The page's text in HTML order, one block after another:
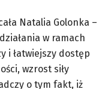
Natalia Golonka –
w ramach
i łatwiejszy dostęp
wzrost siły
o tym fakt, iż